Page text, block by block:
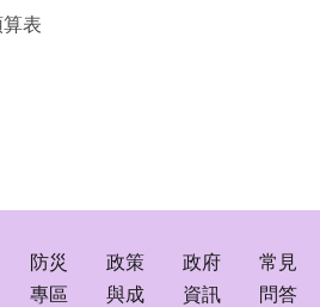
表
防災
專區
政策
與成
政府
資訊
常見
問答